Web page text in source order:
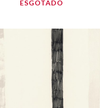
ESGOTADO